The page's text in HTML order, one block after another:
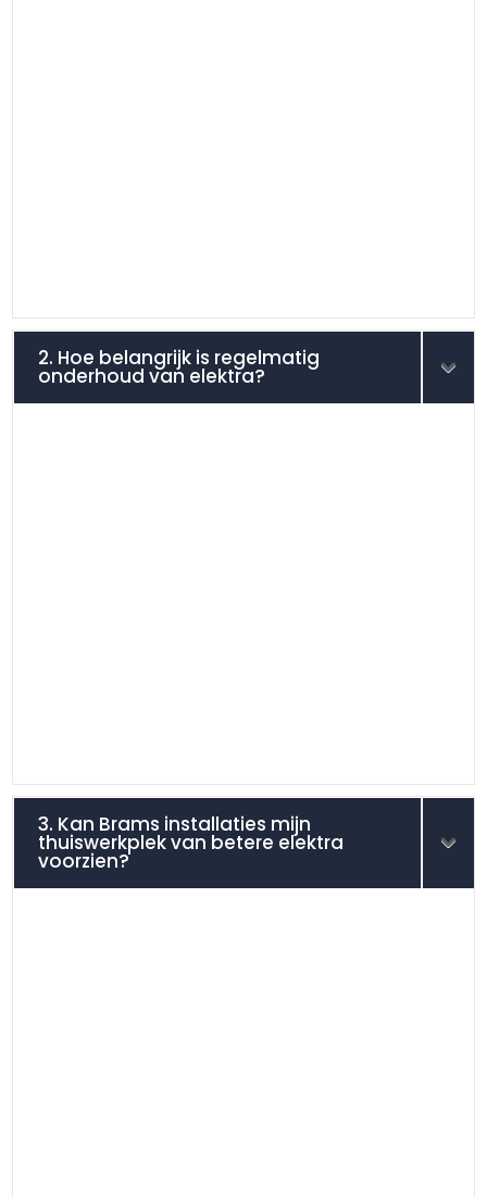
2. Hoe belangrijk is regelmatig
onderhoud van elektra?
3. Kan Brams installaties mijn
thuiswerkplek van betere elektra
voorzien?